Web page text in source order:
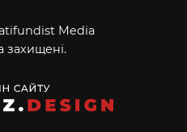
Media
захищені.